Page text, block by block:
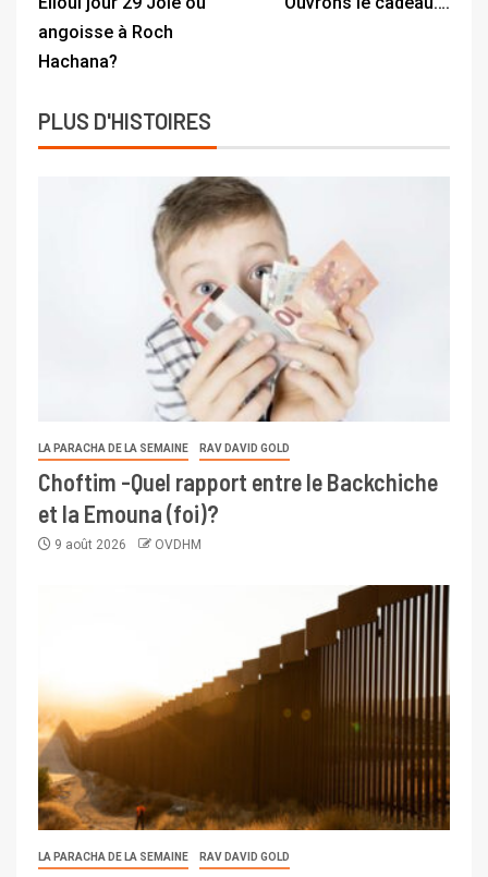
angoisse à Roch
Hachana?
PLUS D'HISTOIRES
LA PARACHA DE LA SEMAINE RAV DAVID GOLD
Choftim -Quel rapport entre le Backchiche
et la Emouna (foi)?
9 août 2026 OVDHM
LA PARACHA DE LA SEMAINE RAV DAVID GOLD